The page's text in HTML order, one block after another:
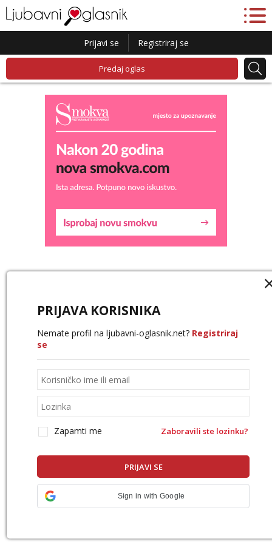
Prijavi se Registriraj se
Predaj oglas
PRIJAVA KORISNIKA
Nemate profil na ljubavni-oglasnik.net? Registriraj
se
Zapamti me Zaboravili ste lozinku?
Sign in with Google